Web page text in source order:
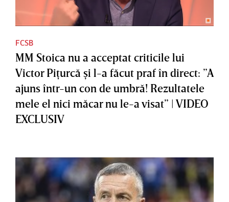
FCSB
MM Stoica nu a acceptat criticile lui
Victor Piţurcă şi l-a făcut praf în direct: ”A
ajuns într-un con de umbră! Rezultatele
mele el nici măcar nu le-a visat” | VIDEO
EXCLUSIV